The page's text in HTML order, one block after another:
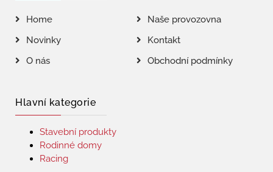
Home
Naše provozovna
Novinky
Kontakt
O nás
Obchodní podmínky
Hlavní kategorie
Stavební produkty
Rodinné domy
Racing